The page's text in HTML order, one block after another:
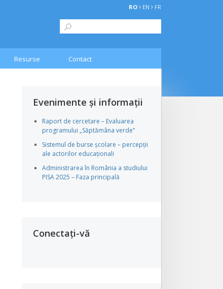
RO EN FR
Resurse Contact
Evenimente și informații
Raport de cercetare – Evaluarea
programului „Săptămâna verde”
Sistemul de burse școlare – percepții
ale actorilor educaționali
Administrarea în România a studiului
PISA 2025 – Faza principală
Conectați-vă